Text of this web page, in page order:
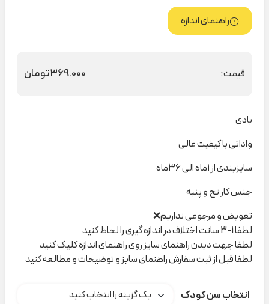
راهنمای اندازه
قیمت: 369.000تومان
بادی
واداتی با کیفیت عالی
سایزبندی از ۱ماه الی ۳۶ماه
جنس کار نخ و پنبه
تعویض و مرجوعی نداریم❌
لطفا 1-3 سانت اختلاف در اندازه گیری را لحاظ کنید
لطفا جهت دیدن راهنمای سایز روی راهنمای اندازه کلیک کنید
لطفا قبل از ثبت سفارش راهنمای سایز و توضیحات و مطالعه کنید
انتخاب سن کودک